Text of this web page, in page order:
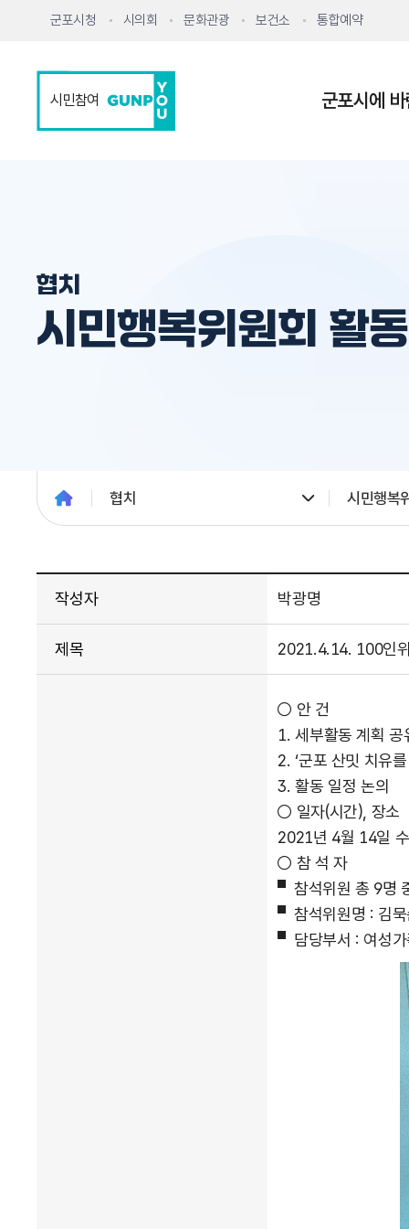
군포시청 시의회 문화관광 보건소 통합예약
시민참여 군포시에
협치
시민행복위원회 활
협치 시민행복
작성자 박광명
제목 2021.4.14. 100인
○ 안 건
1. 세부활동 계획 공
2. ‘군포 산밋 치유
3. 활동 일정 논의
○ 일자(시간), 장소
2021년 4월 14일
○ 참 석 자
▘참석위원 총 9명
▘참석위원명 : 김묵
▘담당부서 : 여성가